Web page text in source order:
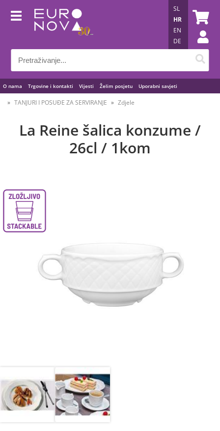
O nama Trgovine i kontakti Vijesti Želim posjetu Uporabni savjeti
SL
HR
EN
DE
TANJURI I POSUĐE ZA SERVIRANJE Zdjele
La Reine šalica konzume /
26cl / 1kom